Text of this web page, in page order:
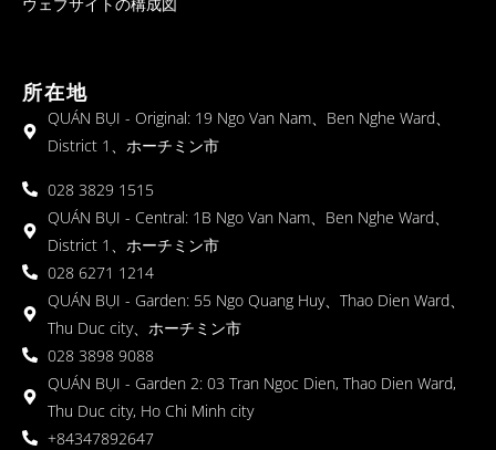
所在地
QUÁN BỤI - Original: 19 Ngo Van Nam、Ben Nghe Ward、
District 1、ホーチミン市
028 3829 1515
QUÁN BỤI - Central: 1B Ngo Van Nam、Ben Nghe Ward、
District 1、ホーチミン市
028 6271 1214
QUÁN BỤI - Garden: 55 Ngo Quang Huy、Thao Dien Ward、
Thu Duc city、ホーチミン市
028 3898 9088
QUÁN BỤI - Garden 2: 03 Tran Ngoc Dien, Thao Dien Ward,
Thu Duc city, Ho Chi Minh city
+84347892647